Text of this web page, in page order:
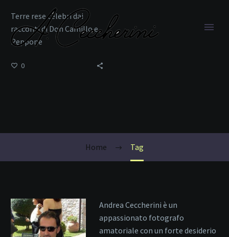
Home Tag
Terre rese celebri dai
racconti di Don Camillo e
Peppone
0
Andrea Ceccherini è un
appassionato fotografo
amatoriale con un forte desiderio